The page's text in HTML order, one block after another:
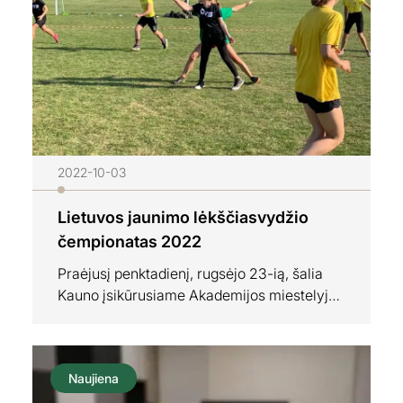
varžybos keturiuose Lietuvos miestuose:
Kaune, Birštone, Prienuose ir Garliavoje.
„Tai unikali proga…
2022-10-03
Lietuvos jaunimo lėkščiasvydžio
čempionatas 2022
Praėjusį penktadienį, rugsėjo 23-ią, šalia
Kauno įsikūrusiame Akademijos miestelyje
pirmenybes, užsiregistravo rekordinis
komandų skaičius – net 26. Ekipos buvo
Naujiena